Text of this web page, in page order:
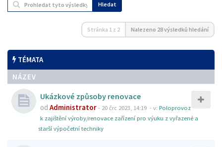
Hledat
Stránka 1 z 2 Nalezeno 28 výsledků hledání
TÉMATA
NÁZEV
Ukázkové způsoby renovace
od Administrator- 20 črc 2023, 14:19 - v: Poloprovoz
k zajištění výroby/renovace zařízení pro výuku z vyřazené a
starší výpočetní techniky